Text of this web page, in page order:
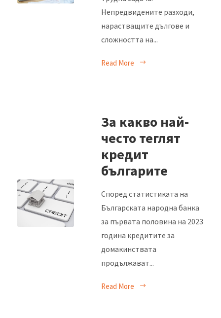
Непредвидените разходи,
нарастващите дългове и
сложността на...
Read More
За какво най-
често теглят
кредит
българите
Според статистиката на
Българската народна банка
за първата половина на 2023
година кредитите за
домакинствата
продължават...
Read More